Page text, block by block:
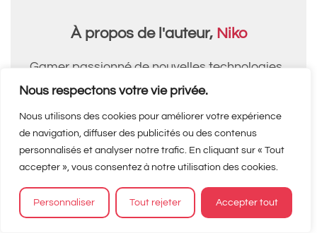
Nous respectons votre vie privée.
Nous utilisons des cookies pour améliorer votre expérience
de navigation, diffuser des publicités ou des contenus
personnalisés et analyser notre trafic. En cliquant sur « Tout
accepter », vous consentez à notre utilisation des cookies.
Personnaliser Tout rejeter Accepter tout
À propos de l'auteur, Niko
Gamer passionné de nouvelles technologies,
je suis aussi rédacteur pour le site
Matbe.com est un média indépendant.